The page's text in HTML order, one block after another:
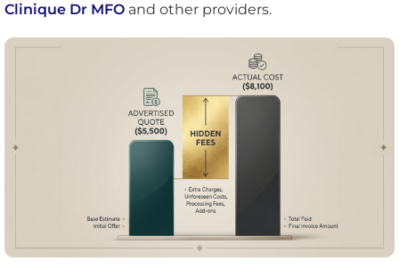
Clinique Dr MFO and other providers.